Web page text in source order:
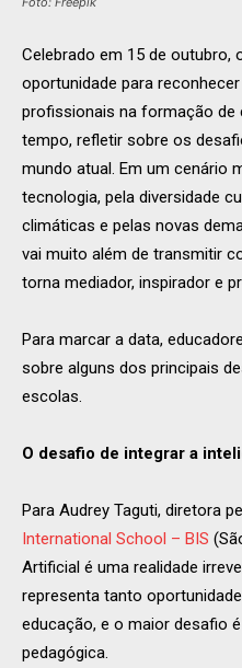
Celebrado em 15 de outubro,
oportunidade para
profissionais na formação de
tempo, refletir sobre os
mundo atual. Em um cenário
tecnologia, pela diversidade
climáticas e pelas novas
vai muito além de transmitir
torna mediador, inspirador e
Para marcar a data,
sobre alguns dos principais
escolas.
O desafio de integrar a
Para Audrey Taguti, diretora
International School – BIS
Artificial é uma realidade
representa tanto
educação, e o maior desafio
pedagógica.